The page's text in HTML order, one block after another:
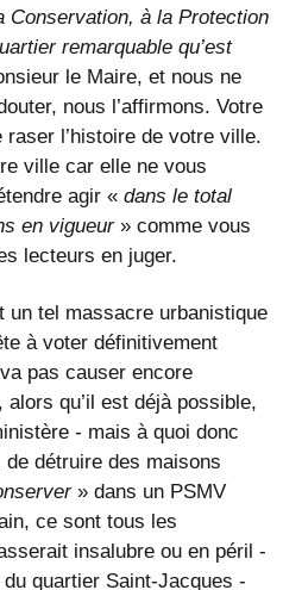
Conservation, à la Protection
remarquable qu’est
le Maire, et nous ne
nous l’affirmons. Votre
l’histoire de votre ville.
ville car elle ne vous
agir «dans le total
en vigueur» comme vous
lecteurs en juger.
un tel massacre urbanistique
à voter définitivement
pas causer encore
qu’il est déjà possible,
- mais à quoi donc
détruire des maisons
» dans un PSMV
ce sont tous les
insalubre ou en péril -
quartier Saint-Jacques -